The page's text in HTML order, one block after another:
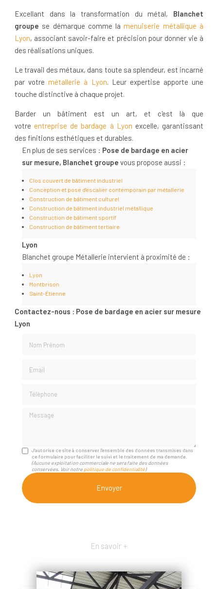
Excellant dans la transformation du métal, Blanchet
groupe se démarque comme lamenuiserie métallique à
Lyon, associant savoir-faire et précision pour donner vie à
des réalisations uniques.
Le travail des métaux, dans toute sa splendeur, est incarné
par votremétallerie à Lyon. Leur expertise apporte une
touche distinctive à chaque projet.
Barder un bâtiment est un art, et c'est là que
votreentreprise de bardage à Lyon excelle, garantissant
des finitions esthétiques et durables.
En plus de ses services : Pose de bardage en acier
sur mesure, Blanchet groupe vous propose aussi :
Clos couvert de bâtiment industriel
Conception et pose d'escalier contemporain par métallerie
Construction de bâtiment culturel
Construction de bâtiment industriel métallique
Construction de bâtiment sportif
Construction de bâtiment tertiaire
Lyon
Blanchet groupe Métallerie intervient à proximité de :
Lyon
Montbrison
Saint-Étienne
Contactez-nous : Pose de bardage en acier sur mesure
Lyon
Message
J'autorise ce site à conserver l'ensemble des données transmises dans
ce formulaire pour faciliter le suivi et le traitement de ma demande.
(Aucune exploitation commerciale ne sera faite des données
conservées. Voir notre politique de confidentialité)
En savoir +